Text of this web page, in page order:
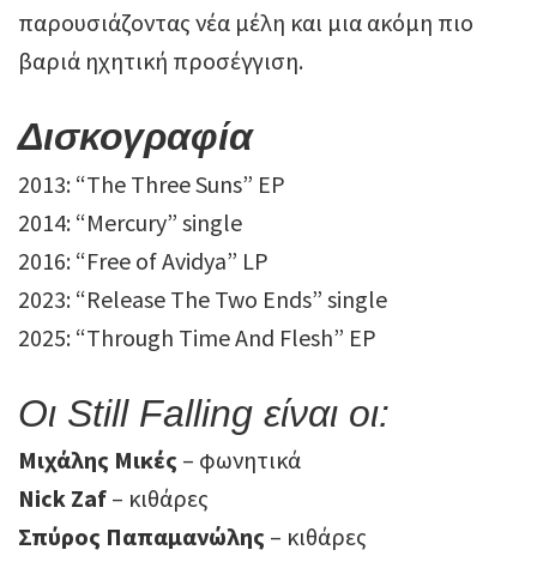
παρουσιάζοντας νέα μέλη και μια ακόμη πιο
βαριά ηχητική προσέγγιση.
Δισκογραφία
2013: “The Three Suns” EP
2014: “Mercury” single
2016: “Free of Avidya” LP
2023: “Release The Two Ends” single
2025: “Through Time And Flesh” EP
Οι Still Falling είναι οι:
Μιχάλης Μικές – φωνητικά
Nick Zaf – κιθάρες
Σπύρος Παπαμανώλης – κιθάρες